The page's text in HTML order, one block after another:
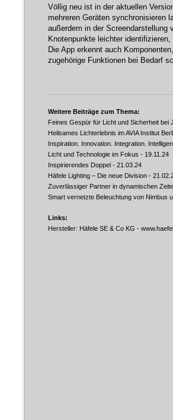
Völlig neu ist in der aktuellen
mehreren Geräten synchronisieren
außerdem in der Screendarstellung
Knotenpunkte leichter
Die App erkennt auch
zugehörige Funktionen bei Bedarf
Weitere Beiträge zum Thema:
Feines Gespür für Licht und Sicherheit bei
Heilsames Lichterlebnis im AVIA Institut
Inspiration. Innovation. Integration.
Licht und Technologie im Fokus - 19.11.24
Inspirierendes Doppel - 21.03.24
Häfele Lighting – Die neue Division -
Zuverlässiger Partner in dynamischen
Smart vernetzte Beleuchtung von Nimbus
Links:
Hersteller: Häfele SE & Co KG -